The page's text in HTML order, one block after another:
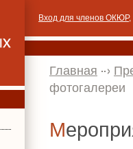
Вход для членов ОКЮР,
Главная
фотогалереи